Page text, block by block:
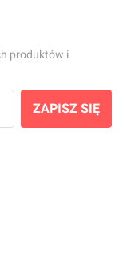
produktów i
ZAPISZ SIĘ